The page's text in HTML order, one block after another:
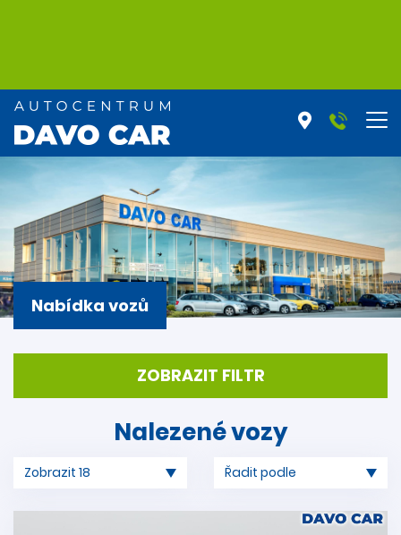
Nabídka vozů
ZOBRAZIT FILTR
Nalezené vozy